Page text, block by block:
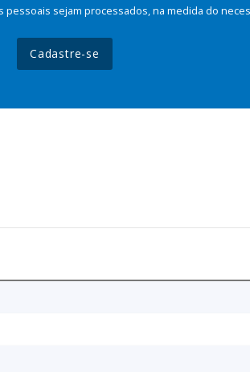
sejam processados, na medida do
Cadastre-se